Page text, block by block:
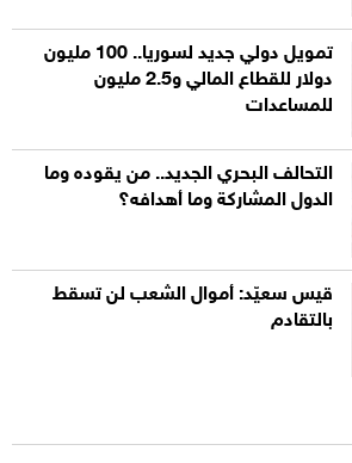
تمويل دولي جديد لسوريا.. 100 مليون
دولار للقطاع المالي و2.5 مليون
للمساعدات
التحالف البحري الجديد.. من يقوده وما
الدول المشاركة وما أهدافه؟
قيس سعيّد: أموال الشعب لن تسقط
بالتقادم